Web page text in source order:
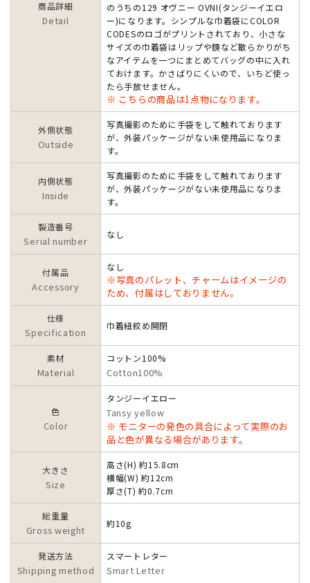
商品詳細
Detail
のうちの129 オヴニー OVNI(タンジーイエロ
ー)になります。シンプルな巾着袋にCOLOR
CODESのロゴがプリントされており、小さな
サイズの巾着袋はリップや鏡など散らかりがち
なアイテムを一つにまとめてバッグの中に入れ
ておけます。かさばりにくいので、いちど使っ
たら手放せません。
※ こちらの商品は1点物になります。
外側状態
Outside
写真撮影のために手袋をして触れております
が、外装パッケージがない未使用品になりま
す。
内側状態
Inside
写真撮影のために手袋をして触れております
が、外装パッケージがない未使用品になりま
す。
製造番号
Serial number
なし
付属品
Accessory
なし
※写真のパレット、チャームはイメージの
ため、付属はしておりません。
仕様
Specification
巾着紐絞め開閉
素材
Material
コットン100%
Cotton100%
色
Color
タンジーイエロー
Tansy yellow
※ モニターの発色の具合によって実際のお
品と色が異なる場合があります。
大きさ
Size
高さ(H) 約15.8cm
横幅(W) 約12cm
厚さ(T) 約0.7cm
総重量
Gross weight
約10g
発送方法
Shipping method
スマートレター
Smart Letter